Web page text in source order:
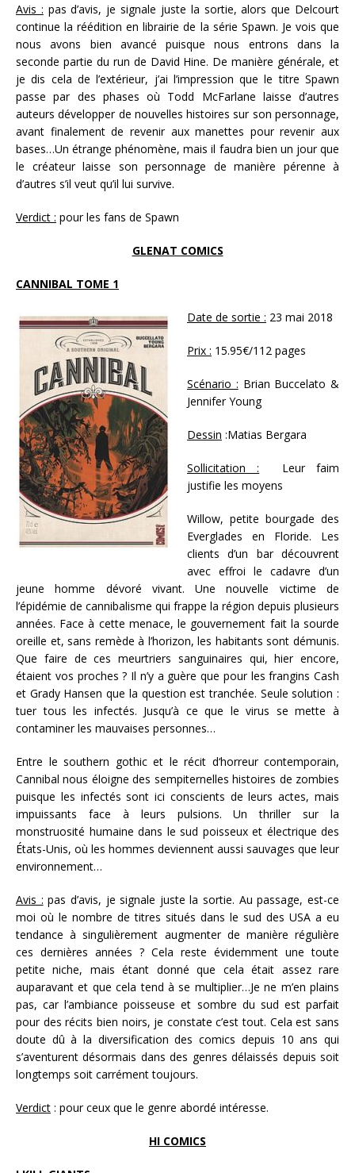
Avis : pas d’avis, je signale juste la sortie, alors que Delcourt
continue la réédition en librairie de la série Spawn. Je vois que
nous avons bien avancé puisque nous entrons dans la
seconde partie du run de David Hine. De manière générale, et
je dis cela de l’extérieur, j’ai l’impression que le titre Spawn
passe par des phases où Todd McFarlane laisse d’autres
auteurs développer de nouvelles histoires sur son personnage,
avant finalement de revenir aux manettes pour revenir aux
bases…Un étrange phénomène, mais il faudra bien un jour que
le créateur laisse son personnage de manière pérenne à
d’autres s’il veut qu’il lui survive.
Verdict : pour les fans de Spawn
GLENAT COMICS
CANNIBAL TOME 1
Date de sortie : 23 mai 2018
Prix : 15.95€/112 pages
Scénario : Brian Buccelato &
Jennifer Young
Dessin :Matias Bergara
Sollicitation : Leur faim
justifie les moyens
Willow, petite bourgade des
Everglades en Floride. Les
clients d’un bar découvrent
avec effroi le cadavre d’un
jeune homme dévoré vivant. Une nouvelle victime de
l’épidémie de cannibalisme qui frappe la région depuis plusieurs
années. Face à cette menace, le gouvernement fait la sourde
oreille et, sans remède à l’horizon, les habitants sont démunis.
Que faire de ces meurtriers sanguinaires qui, hier encore,
étaient vos proches ? Il n’y a guère que pour les frangins Cash
et Grady Hansen que la question est tranchée. Seule solution :
tuer tous les infectés. Jusqu’à ce que le virus se mette à
contaminer les mauvaises personnes…
Entre le southern gothic et le récit d‘horreur contemporain,
Cannibal nous éloigne des sempiternelles histoires de zombies
puisque les infectés sont ici conscients de leurs actes, mais
impuissants face à leurs pulsions. Un thriller sur la
monstruosité humaine dans le sud poisseux et électrique des
États-Unis, où les hommes deviennent aussi sauvages que leur
environnement…
Avis : pas d’avis, je signale juste la sortie. Au passage, est-ce
moi où le nombre de titres situés dans le sud des USA a eu
tendance à singulièrement augmenter de manière régulière
ces dernières années ? Cela reste évidemment une toute
petite niche, mais étant donné que cela était assez rare
auparavant et que cela tend à se multiplier…Je ne m’en plains
pas, car l’ambiance poisseuse et sombre du sud est parfait
pour des récits bien noirs, je constate c’est tout. Cela est sans
doute dû à la diversification des comics depuis 10 ans qui
s’aventurent désormais dans des genres délaissés depuis soit
longtemps soit carrément toujours.
Verdict : pour ceux que le genre abordé intéresse.
HI COMICS